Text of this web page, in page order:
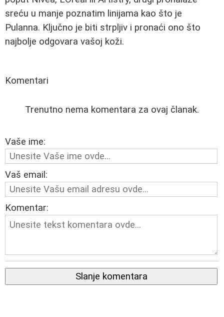
sreću u manje poznatim linijama kao što je
Pulanna. Ključno je biti strpljiv i pronaći ono što
najbolje odgovara vašoj koži.
Komentari
Trenutno nema komentara za ovaj članak.
Vaše ime:
Vaš email:
Komentar:
Slanje komentara